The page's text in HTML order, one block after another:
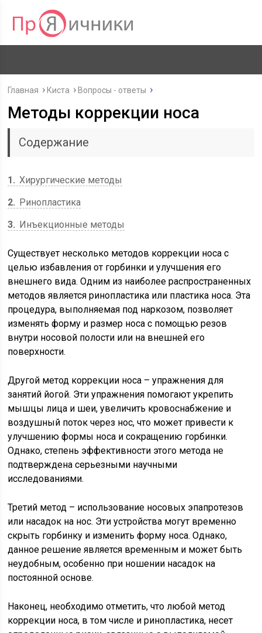
Главная Киста Вопросы - ответы
Методы коррекции носа
Содержание
1
Хирургические методы
2
Ринопластика
3
Инъекционные методы
Существует несколько методов коррекции носа с
целью избавления от горбинки и улучшения его
внешнего вида. Одним из наиболее распространенных
методов является ринопластика или пластика носа. Эта
процедура, выполняемая под наркозом, позволяет
изменять форму и размер носа с помощью резов
внутри носовой полости или на внешней его
поверхности.
Другой метод коррекции носа – упражнения для
занятий йогой. Эти упражнения помогают укрепить
мышцы лица и шеи, увеличить кровоснабжение и
воздушный поток через нос, что может привести к
улучшению формы носа и сокращению горбинки.
Однако, степень эффективности этого метода не
подтверждена серьезными научными
исследованиями.
Третий метод – использование носовых эпапротезов
или насадок на нос. Эти устройства могут временно
скрыть горбинку и изменить форму носа. Однако,
данное решение является временным и может быть
неудобным, особенно при ношении насадок на
постоянной основе.
Наконец, необходимо отметить, что любой метод
коррекции носа, в том числе и ринопластика, несет